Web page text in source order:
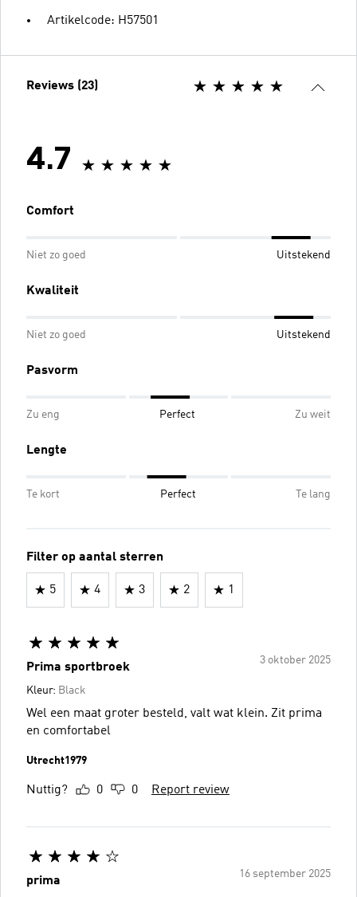
Artikelcode: H57501
Reviews (23)
4.7
Comfort
Niet zo goed Uitstekend
Kwaliteit
Niet zo goed Uitstekend
Pasvorm
Zu eng Perfect Zu weit
Lengte
Te kort Perfect Te lang
Filter op aantal sterren
5 4 3 2 1
3 oktober 2025
Prima sportbroek
Kleur: Black
Wel een maat groter besteld, valt wat klein. Zit prima
en comfortabel
Utrecht1979
Nuttig? 0 0 Report review
16 september 2025
prima